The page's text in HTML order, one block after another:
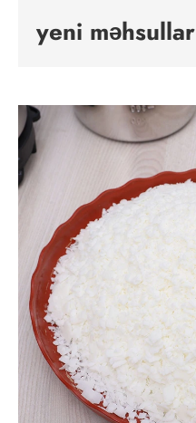
yeni məhsullar